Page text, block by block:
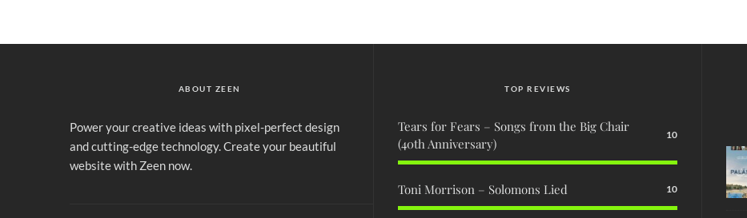
ABOUT ZEEN
Power your creative ideas with pixel-perfect design
and cutting-edge technology. Create your beautiful
website with Zeen now.
TOP REVIEWS
Tears for Fears – Songs from the Big Chair
(40th Anniversary)
10
Toni Morrison – Solomons Lied 10